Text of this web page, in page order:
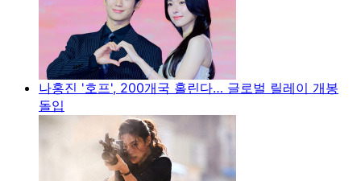
나홍진 '호프', 200개국 홀린다… 글로벌 릴레이 개봉
돌입